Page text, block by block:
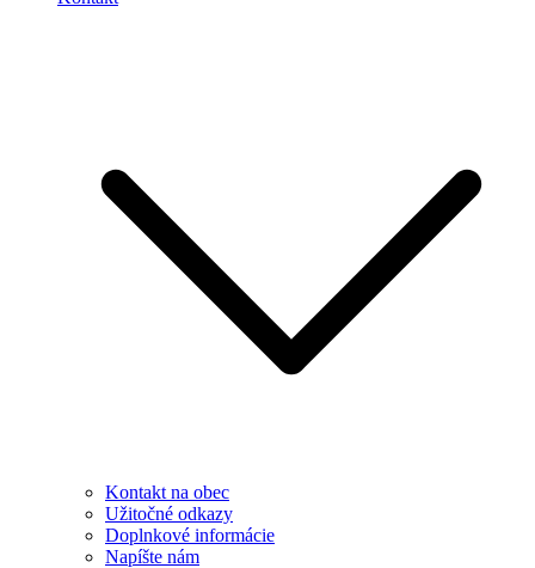
Kontakt na obec
Užitočné odkazy
Doplnkové informácie
Napíšte nám